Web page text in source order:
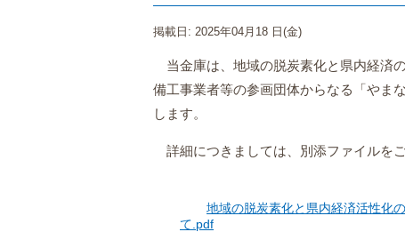
掲載日: 2025年04月18 日(金)
当金庫は、地域の脱炭素化と県内経済
備工事業者等の参画団体からなる「やま
します。
詳細につきましては、別添ファイルをご
地域の脱炭素化と県内経済活性化
て.pdf